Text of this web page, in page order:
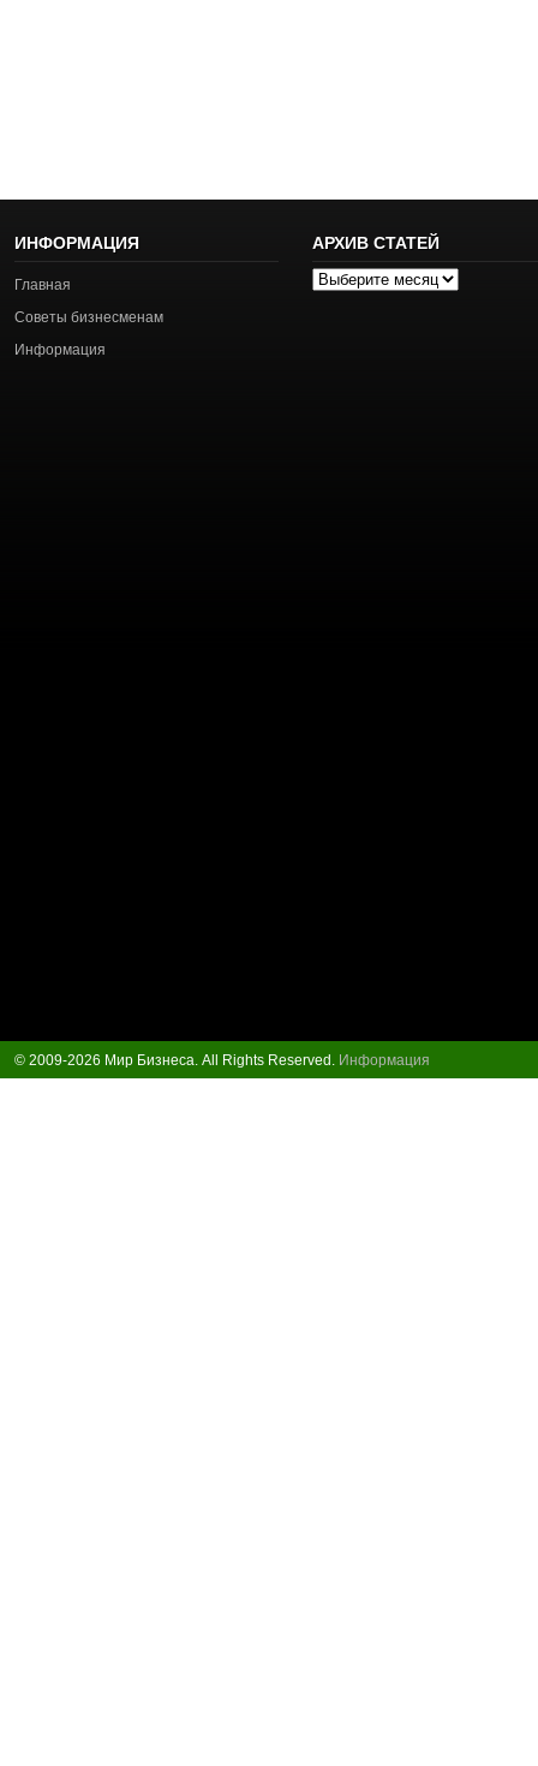
ИНФОРМАЦИЯ
Главная
Советы бизнесменам
Информация
АРХИВ СТАТЕЙ
Архив
© 2009-2026 Мир Бизнеса. All Rights Reserved. Информация